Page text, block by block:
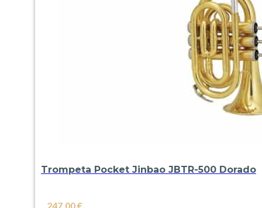
Trompeta Pocket Jinbao JBTR-500 Dorado
247,00€